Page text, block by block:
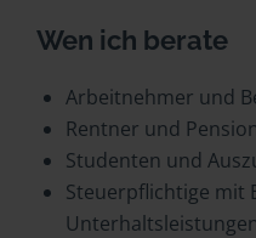
Wen ich berate
Arbeitnehmer und
Rentner und
Studenten und
Steuerpflichtige mit